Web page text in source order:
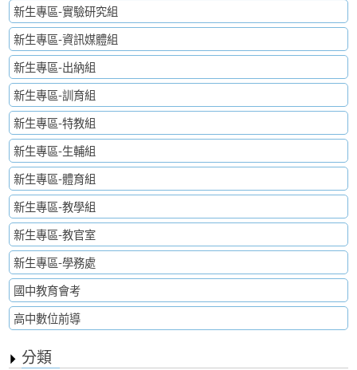
新生專區-實驗研究組
新生專區-資訊媒體組
新生專區-出納組
新生專區-訓育組
新生專區-特教組
新生專區-生輔組
新生專區-體育組
新生專區-教學組
新生專區-教官室
新生專區-學務處
國中教育會考
高中數位前導
分類